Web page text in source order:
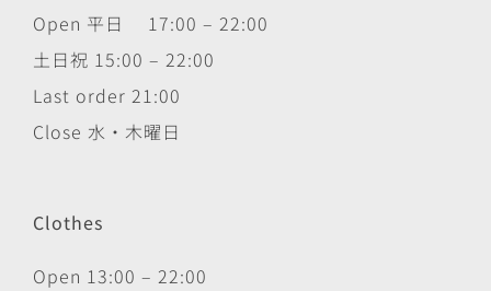
Open 平日 17:00 – 22:00
土日祝 15:00 – 22:00
Last order 21:00
Close 水・木曜日
Clothes
Open 13:00 – 22:00